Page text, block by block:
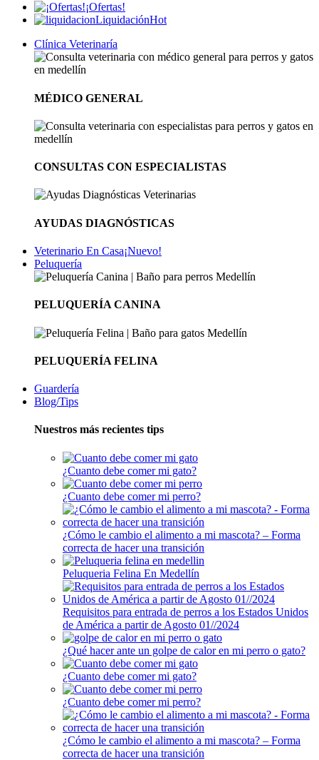
¡Ofertas!
LiquidaciónHot
Clínica Veterinaría
MÉDICO GENERAL
CONSULTAS CON ESPECIALISTAS
AYUDAS DIAGNÓSTICAS
Veterinario En Casa¡Nuevo!
Peluquería
PELUQUERÍA CANINA
PELUQUERÍA FELINA
Guardería
Blog/Tips
Nuestros más recientes tips
¿Cuanto debe comer mi gato?
¿Cuanto debe comer mi perro?
¿Cómo le cambio el alimento a mi mascota? – Forma
correcta de hacer una transición
Peluqueria Felina En Medellín
Requisitos para entrada de perros a los Estados Unidos
de América a partir de Agosto 01//2024
¿Qué hacer ante un golpe de calor en mi perro o gato?
¿Cuanto debe comer mi gato?
¿Cuanto debe comer mi perro?
¿Cómo le cambio el alimento a mi mascota? – Forma
correcta de hacer una transición